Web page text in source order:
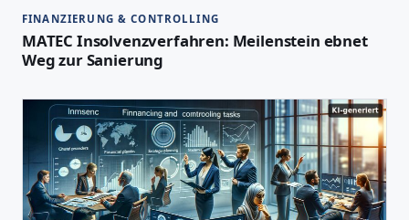
FINANZIERUNG & CONTROLLING
MATEC Insolvenzverfahren: Meilenstein ebnet
Weg zur Sanierung